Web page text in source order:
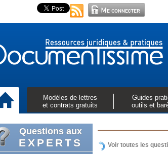
Modèles de lettres
et contrats gratuits
Guides
outils et
Questions aux
EXPERTS Voir toutes les